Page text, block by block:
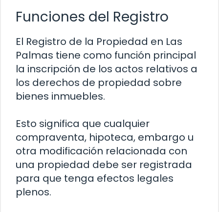
Funciones del Registro
El Registro de la Propiedad en Las
Palmas tiene como función principal
la inscripción de los actos relativos a
los derechos de propiedad sobre
bienes inmuebles.
Esto significa que cualquier
compraventa, hipoteca, embargo u
otra modificación relacionada con
una propiedad debe ser registrada
para que tenga efectos legales
plenos.